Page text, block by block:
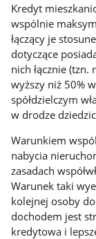
Kredyt
wspólnie
łączący je
dotyczące
nich łącznie
wyższy niż 50%
spółdzielczym
w drodze
Warunkiem
nabycia
zasadach
Warunek taki
kolejnej osoby
dochodem jest
kredytowa i